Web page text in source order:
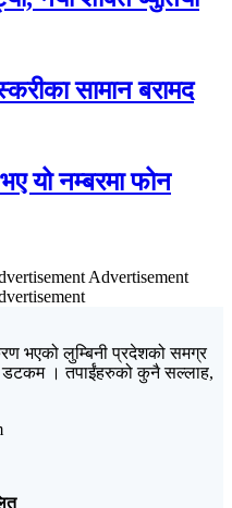
सामान बरामद
यो नम्बरमा फोन
Advertisement
भएको लुम्बिनी प्रदेशको समग्र
डटकम । तपाईंहरुको कुनै सल्लाह,